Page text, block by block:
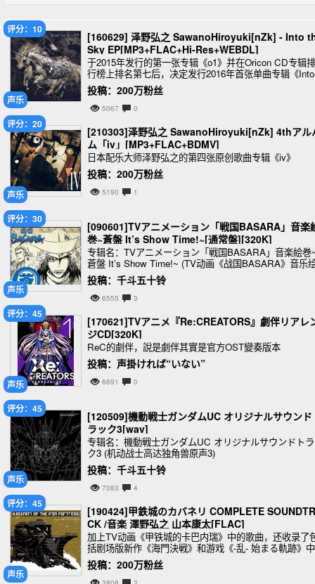
声乐
评分：10
[160629] 泽野弘之 SawanoHiroyuki[nZk] - Into
Sky EP[MP3+FLAC+Hi-Res+WEBDL]
于2015年发行的第一张专辑《o1》并在Oricon CD专辑排
行榜上排名第七后，决定发行2016年首张单曲专辑《
he Sky EP》
投稿：200万粉丝
5067 0
声乐
评分：20
[210303]泽野弘之 SawanoHiroyuki[nZk] 4thアル
ム「iv」[MP3+FLAC+BDMV]
日本配乐大师泽野弘之的第四张原创歌曲专辑《iv》
投稿：200万粉丝
5190 1
声乐
评分：30
[090601]TVアニメーション「戦国BASARA」音楽
巻~蒼盤 It’s Show Time!~[通常盤][320K]
专辑名：TVアニメーション「戦国BASARA」音楽絵巻
蒼盤 It’s Show Time!~ (TV动画《战国BASARA》音乐
卷~苍盘 It's Show Time!~)
投稿：千斗五十铃
6555 3
声乐
评分：45
[170621]TVアニメ『Re:CREATORS』劇伴リアレ
ジCD[320K]
ReC的劇伴，說是劇伴其實是官方OST變奏版本
投稿：声掛ければ“いない”
6691 0
声乐
评分：45
[120509]機動戦士ガンダムUC オリジナルサウンド
ラック3[wav]
专辑名：機動戦士ガンダムUC オリジナルサウンドト
ク3 (机动战士高达独角兽原声3)
投稿：千斗五十铃
7083 4
声乐
评分：45
[190424]甲鉄城のカバネリ COMPLETE
CK /音楽 澤野弘之 山本康太[FLAC]
加上TV动画《甲铁城的卡巴内瑞》中的歌曲，还收录了
括剧场版新作《海門決戦》和游戏《-乱- 始まる軌跡》
计使用的53首歌曲。由泽野弘之＆山本康太创造的卡巴
瑞音乐世界的集大成之作。
投稿：200万粉丝